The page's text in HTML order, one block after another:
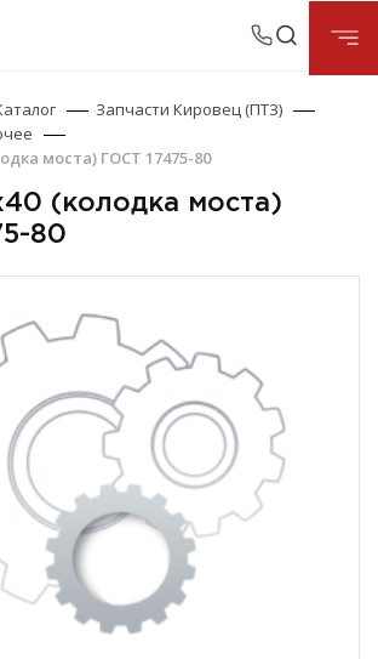
Запчасти Кировец (ПТЗ)
моста) ГОСТ 17475-80
(колодка моста)
80